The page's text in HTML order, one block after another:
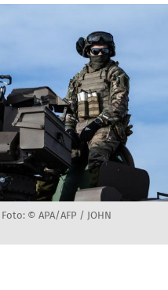
Foto: © APA/AFP / JOHN